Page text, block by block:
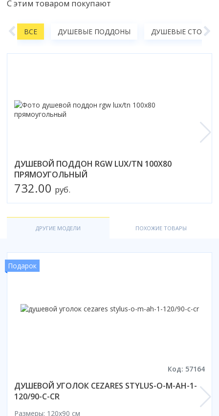
Смотреть все
Способ открывания
С раздвижной дверью
С распашной дверью
Высокие
Низкие
Смотреть все
Комплектующие
Сифоны
Ролики
Скребки
Коврик для душевой кабины
С этим товаром покупают
ВСЕ ДУШЕВЫЕ ПОДДОНЫ ДУШЕВЫЕ
ДУШЕВОЙ ПОДДОН RGW LUX/TN 100X80
ПРЯМОУГОЛЬНЫЙ
732.00 руб.
ДРУГИЕ МОДЕЛИ ПОХОЖИЕ ТОВАРЫ
Подарок
Код: 57164
ДУШЕВОЙ УГОЛОК CEZARES STYLUS-O-M-AH-1-
120/90-C-CR
Размеры: 120x90 cм